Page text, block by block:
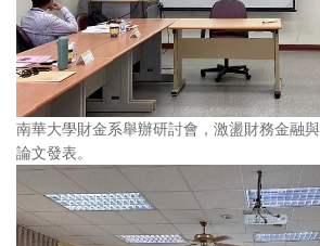
南華大學財金系舉辦研討會，激盪財務金融
論文發表。